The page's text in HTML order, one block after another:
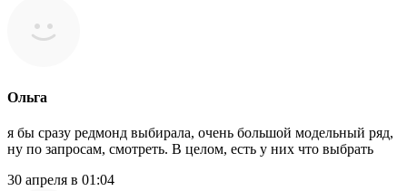
Ольга
я бы сразу редмонд выбирала, очень большой модельный ряд,
ну по запросам, смотреть. В целом, есть у них что выбрать
30 апреля в 01:04